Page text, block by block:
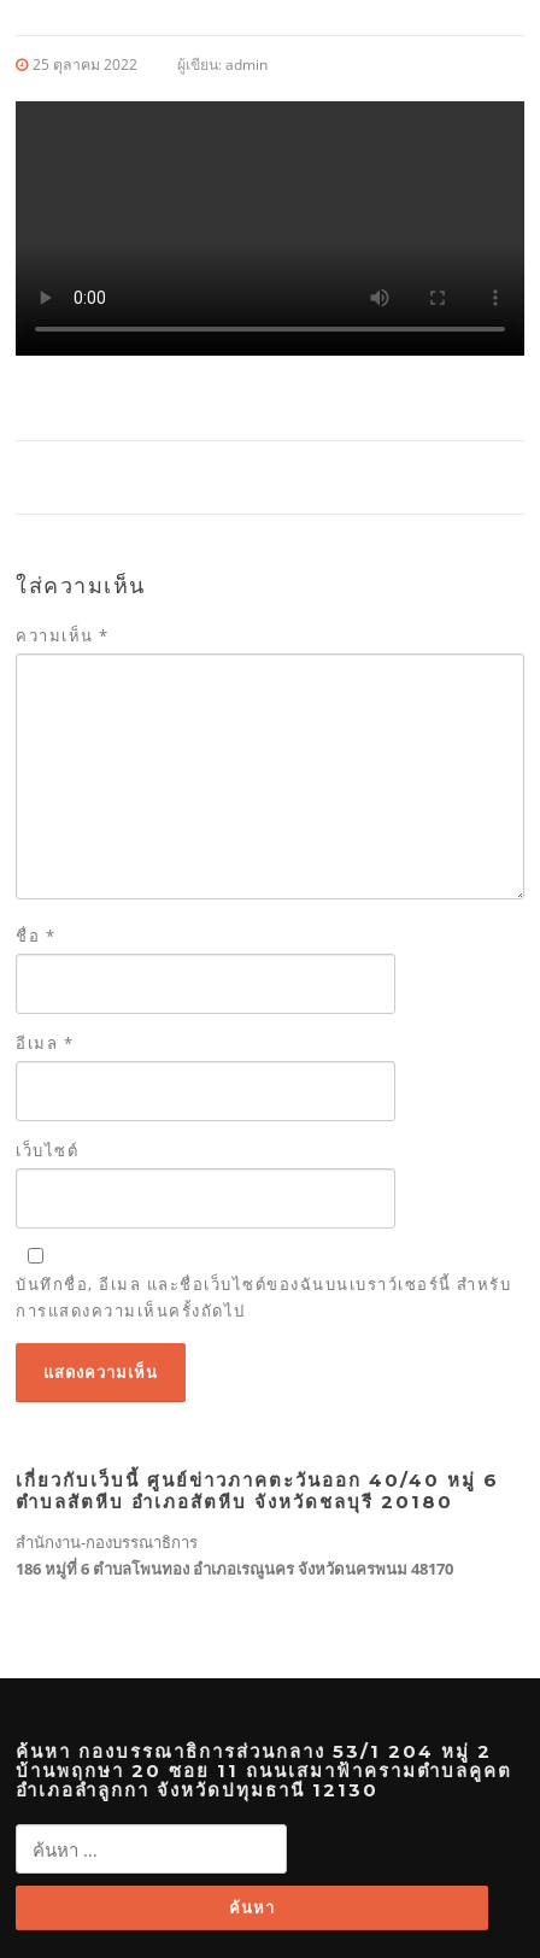
25 ตุลาคม 2022 ผู้เขียน:admin
ใส่ความเห็น
ความเห็น*
ชื่อ *
อีเมล *
เว็บไซต์
บันทึกชื่อ, อีเมล และชื่อเว็บไซต์ของฉันบนเบราว์เซอร์นี้ สำหรับ
การแสดงความเห็นครั้งถัดไป
เกี่ยวกับเว็บนี้ ศูนย์ข่าวภาคตะวันออก 40/40 หมู่ 6
ตำบลสัตหีบ อำเภอสัตหีบ จังหวัดชลบุรี 20180
สำนักงาน-กองบรรณาธิการ
186 หมู่ที่ 6 ตำบลโพนทอง อำเภอเรณูนคร จังหวัดนครพนม 48170
ค้นหา กองบรรณาธิการส่วนกลาง 53/1 204 หมู่ 2
บ้านพฤกษา 20 ซอย 11 ถนนเสมาฟ้าครามตำบลคูคต
อำเภอลำลูกกา จังหวัดปทุมธานี 12130
ค้นหา
สำหรับ: